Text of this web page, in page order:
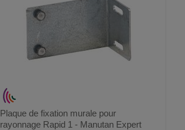
Plaque de fixation murale pour
rayonnage Rapid 1 - Manutan Expert